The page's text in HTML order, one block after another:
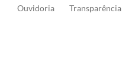
Ouvidoria Transparência